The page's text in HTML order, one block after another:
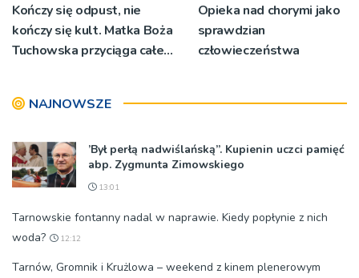
Kończy się odpust, nie
kończy się kult. Matka Boża
Tuchowska przyciąga całe
Opieka nad chorymi jako
sprawdzian
człowieczeństwa
NAJNOWSZE
’Był perłą nadwiślańską”. Kupienin uczci pamięć
abp. Zygmunta Zimowskiego
13:01
Tarnowskie fontanny nadal w naprawie. Kiedy popłynie z nich
woda?
12:12
Tarnów, Gromnik i Krużlowa – weekend z kinem plenerowym